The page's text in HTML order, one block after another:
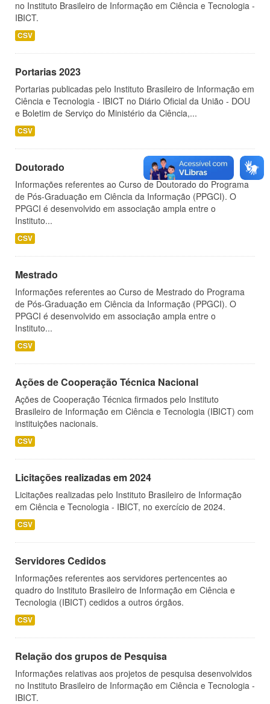
no Instituto Brasileiro de Informação em Ciência e Tecnologia -
IBICT.
CSV
Portarias 2023
Portarias publicadas pelo Instituto Brasileiro de Informação em
Ciência e Tecnologia - IBICT no Diário Oficial da União - DOU
e Boletim de Serviço do Ministério da Ciência,...
CSV
Doutorado
Informações referentes ao Curso de Doutorado do Programa
de Pós-Graduação em Ciência da Informação (PPGCI). O
PPGCI é desenvolvido em associação ampla entre o
Instituto...
CSV
Mestrado
Informações referentes ao Curso de Mestrado do Programa
de Pós-Graduação em Ciência da Informação (PPGCI). O
PPGCI é desenvolvido em associação ampla entre o
Instituto...
CSV
Ações de Cooperação Técnica Nacional
Ações de Cooperação Técnica firmados pelo Instituto
Brasileiro de Informação em Ciência e Tecnologia (IBICT) com
instituições nacionais.
CSV
Licitações realizadas em 2024
Licitações realizadas pelo Instituto Brasileiro de Informação
em Ciência e Tecnologia - IBICT, no exercício de 2024.
CSV
Servidores Cedidos
Informações referentes aos servidores pertencentes ao
quadro do Instituto Brasileiro de Informação em Ciência e
Tecnologia (IBICT) cedidos a outros órgãos.
CSV
Relação dos grupos de Pesquisa
Informações relativas aos projetos de pesquisa desenvolvidos
no Instituto Brasileiro de Informação em Ciência e Tecnologia -
IBICT.